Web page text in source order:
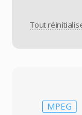
Tout
MPEG